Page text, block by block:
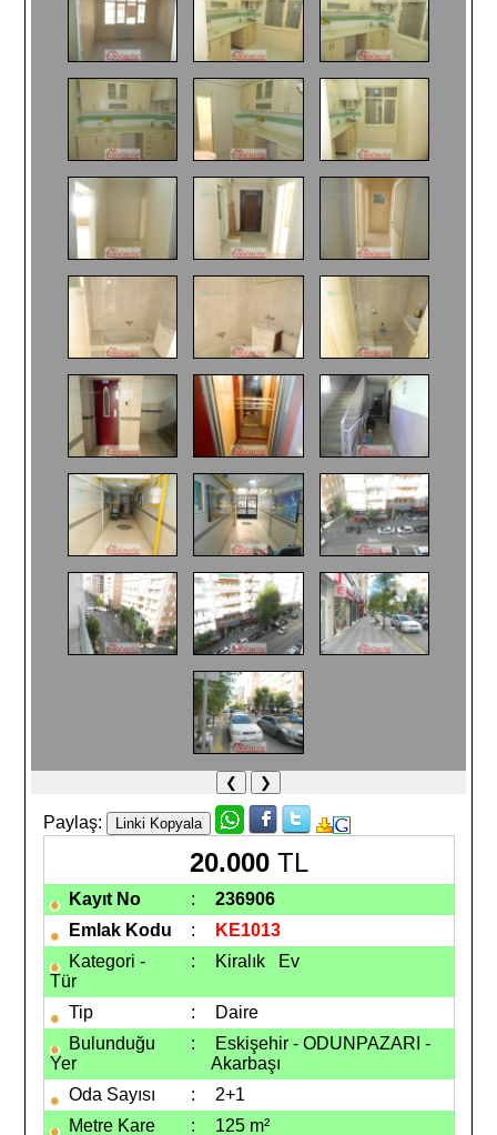
❮ ❯
Paylaş:
20.000 TL
Kayıt No :
236906
Emlak Kodu
:
KE1013
Kategori -
Tür
: KiralıkEv
Tip :
Daire
Bulunduğu
Yer
:
Eskişehir - ODUNPAZARI -
Akarbaşı
Oda Sayısı
:
2+1
Metre Kare
: 125 m²